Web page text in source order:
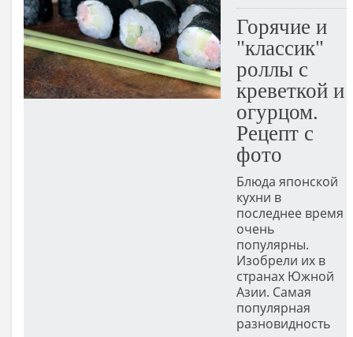
Горячие и
"классик"
роллы с
креветкой и
огурцом.
Рецепт с
фото
Блюда японской
кухни в
последнее время
очень
популярны.
Изобрели их в
странах Южной
Азии. Самая
популярная
разновидность